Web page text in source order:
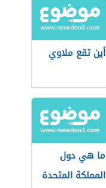
أين تقع ملاوي
ما هي دول
المملكة المتحدة